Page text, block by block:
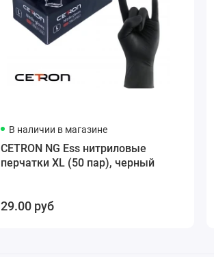
В наличии в магазине
CETRON NG Ess нитриловые
перчатки XL (50 пар), черный
29.00 руб